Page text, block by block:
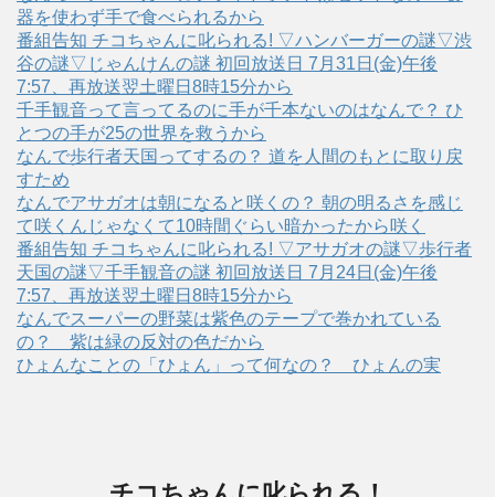
器を使わず手で食べられるから
番組告知 チコちゃんに叱られる! ▽ハンバーガーの謎▽渋
谷の謎▽じゃんけんの謎 初回放送日 7月31日(金)午後
7:57、再放送翌土曜日8時15分から
千手観音って言ってるのに手が千本ないのはなんで？ ひ
とつの手が25の世界を救うから
なんで歩行者天国ってするの？ 道を人間のもとに取り戻
すため
なんでアサガオは朝になると咲くの？ 朝の明るさを感じ
て咲くんじゃなくて10時間ぐらい暗かったから咲く
番組告知 チコちゃんに叱られる! ▽アサガオの謎▽歩行者
天国の謎▽千手観音の謎 初回放送日 7月24日(金)午後
7:57、再放送翌土曜日8時15分から
なんでスーパーの野菜は紫色のテープで巻かれている
の？ 紫は緑の反対の色だから
ひょんなことの「ひょん」って何なの？ ひょんの実